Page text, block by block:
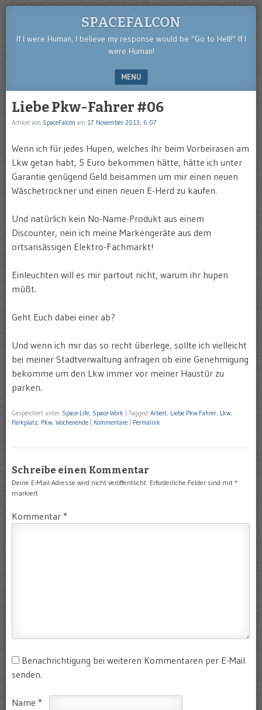
SPACEFALCON
If I were Human, I believe my response would be "Go to Hell!" If I
were Human!
MENU
Liebe Pkw-Fahrer #06
Artikel von SpaceFalcon am 17 November 2013, 6:07
Wenn ich für jedes Hupen, welches Ihr beim Vorbeirasen am
Lkw getan habt, 5 Euro bekommen hätte, hätte ich unter
Garantie genügend Geld beisammen um mir einen neuen
Wäschetrockner und einen neuen E-Herd zu kaufen.
Und natürlich kein No-Name-Produkt aus einem
Discounter, nein ich meine Markengeräte aus dem
ortsansässigen Elektro-Fachmarkt!
Einleuchten will es mir partout nicht, warum ihr hupen
müßt.
Geht Euch dabei einer ab?
Und wenn ich mir das so recht überlege, sollte ich vielleicht
bei meiner Stadtverwaltung anfragen ob eine Genehmigung
bekomme um den Lkw immer vor meiner Haustür zu
parken.
Gespeichert unter Space-Life, Space-Work Tagged Arbeit, Liebe Pkw-Fahrer, Lkw,
Parkplatz, Pkw, Wochenende Kommentare Permalink
Schreibe einen Kommentar
Deine E-Mail-Adresse wird nicht veröffentlicht. Erforderliche Felder sind mit *
markiert
Kommentar *
Benachrichtigung bei weiteren Kommentaren per E-Mail
senden.
Name *